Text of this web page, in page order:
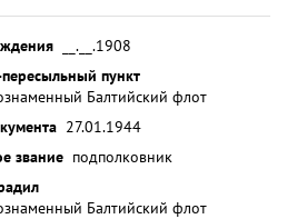
__.__.1908
пункт
Балтийский флот
27.01.1944
звание подполковник
Балтийский флот